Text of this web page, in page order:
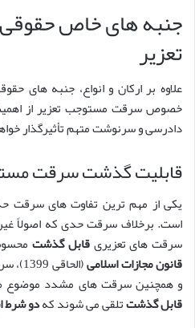
جنبه های خاص
تعزیر
علاوه بر ارکان و انواع، جنبه های
خصوص سرقت مستوجب تعزیر از اهمیت
دادرسی و سرنوشت متهم تأثیرگذار
قابلیت گذشت سرقت
یکی از مهم ترین تفاوت های سرقت
است. برخلاف سرقت حدی که اصولاً
سرقت های تعزیریقابل گذشت
قانون مجازات اسلامی
و همچنین سرقت های مشدد موضوع مواد 656، 657 و 665 در
قابل گذشتتلقی می شوند کهدو شرط